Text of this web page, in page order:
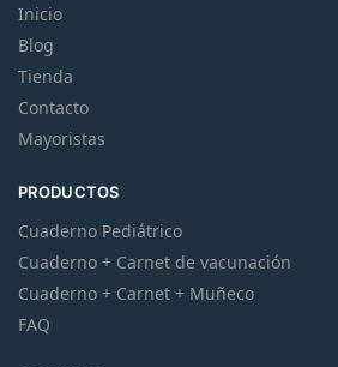
Inicio
Blog
Tienda
Contacto
Mayoristas
PRODUCTOS
Cuaderno Pediátrico
Cuaderno + Carnet de vacunación
Cuaderno + Carnet + Muñeco
FAQ